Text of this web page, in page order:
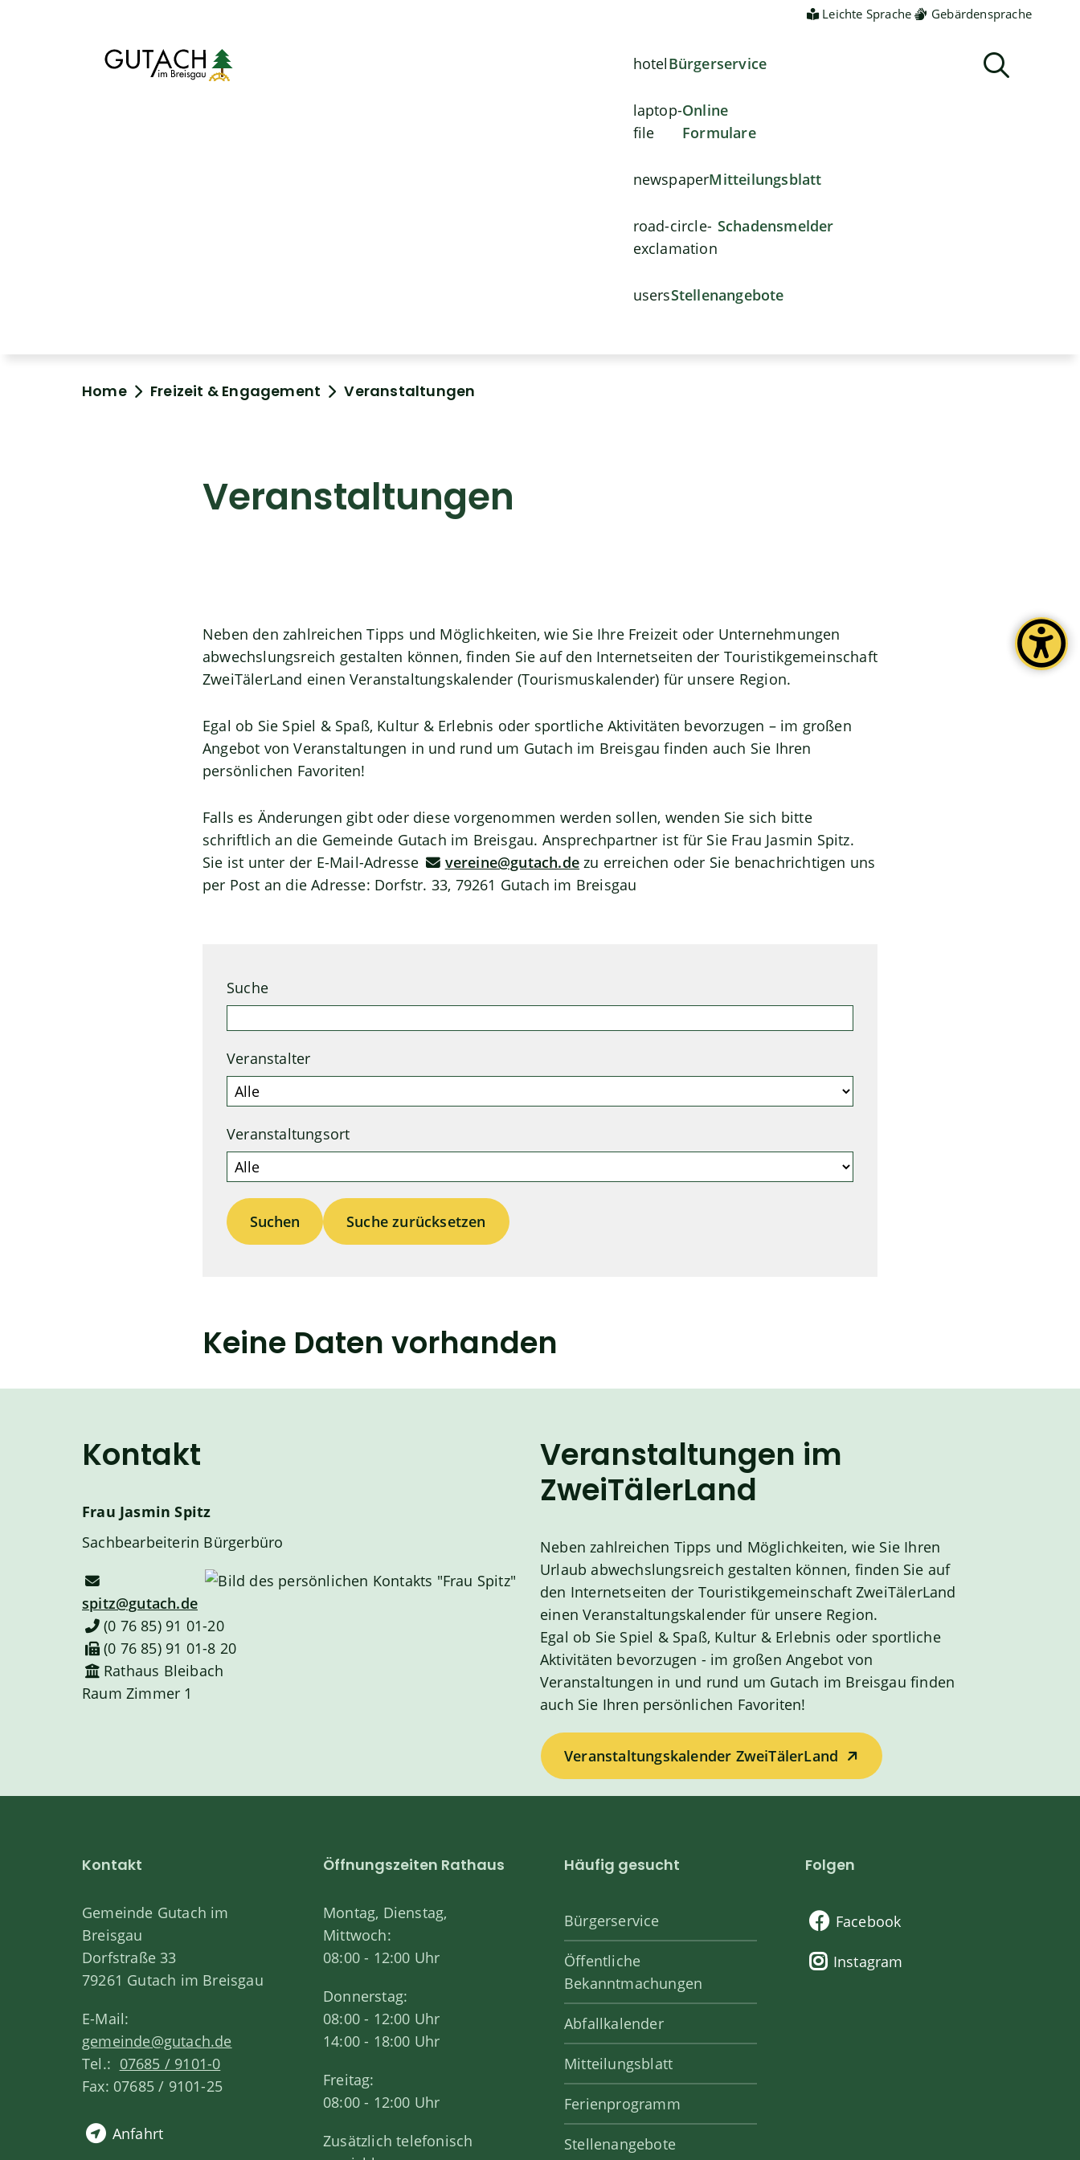
Leichte Sprache Gebärdensprache
hotelBürgerservice
laptop-
file
Online
Formulare
newspaperMitteilungsblatt
road-circle-
exclamation
Schadensmelder
usersStellenangebote
Home Freizeit & Engagement Veranstaltungen
Veranstaltungen
Neben den zahlreichen Tipps und Möglichkeiten, wie Sie Ihre Freizeit oder Unternehmungen
abwechslungsreich gestalten können, finden Sie auf den Internetseiten der Touristikgemeinschaft
ZweiTälerLand einen Veranstaltungskalender (Tourismuskalender) für unsere Region.
Egal ob Sie Spiel & Spaß, Kultur & Erlebnis oder sportliche Aktivitäten bevorzugen – im großen
Angebot von Veranstaltungen in und rund um Gutach im Breisgau finden auch Sie Ihren
persönlichen Favoriten!
Falls es Änderungen gibt oder diese vorgenommen werden sollen, wenden Sie sich bitte
schriftlich an die Gemeinde Gutach im Breisgau. Ansprechpartner ist für Sie Frau Jasmin Spitz.
Sie ist unter der E-Mail-Adresse
vereine@gutach.de zu erreichen oder Sie benachrichtigen uns
per Post an die Adresse: Dorfstr. 33, 79261 Gutach im Breisgau
Suche
Veranstalter
Veranstaltungsort
Suche zurücksetzen
Keine Daten vorhanden
Kontakt
Frau Jasmin Spitz
Sachbearbeiterin Bürgerbüro
spitz@gutach.de
(0 76 85) 91 01-20
(0 76 85) 91 01-8 20
Rathaus Bleibach
Raum Zimmer 1
Veranstaltungen im
ZweiTälerLand
Neben zahlreichen Tipps und Möglichkeiten, wie Sie Ihren
Urlaub abwechslungsreich gestalten können, finden Sie auf
den Internetseiten der Touristikgemeinschaft ZweiTälerLand
einen Veranstaltungskalender für unsere Region.
Egal ob Sie Spiel & Spaß, Kultur & Erlebnis oder sportliche
Aktivitäten bevorzugen - im großen Angebot von
Veranstaltungen in und rund um Gutach im Breisgau finden
auch Sie Ihren persönlichen Favoriten!
Veranstaltungskalender ZweiTälerLand
Kontakt
Gemeinde Gutach im
Breisgau
Dorfstraße 33
79261 Gutach im Breisgau
E-Mail:
gemeinde@gutach.de
Tel.: 07685 / 9101-0
Fax: 07685 / 9101-25
Anfahrt
Öffnungszeiten Rathaus
Montag, Dienstag,
Mittwoch:
08:00 - 12:00 Uhr
Donnerstag:
08:00 - 12:00 Uhr
14:00 - 18:00 Uhr
Freitag:
08:00 - 12:00 Uhr
Zusätzlich telefonisch
Häufig gesucht
Bürgerservice
Öffentliche
Bekanntmachungen
Abfallkalender
Mitteilungsblatt
Ferienprogramm
Stellenangebote
Folgen
Facebook
Instagram